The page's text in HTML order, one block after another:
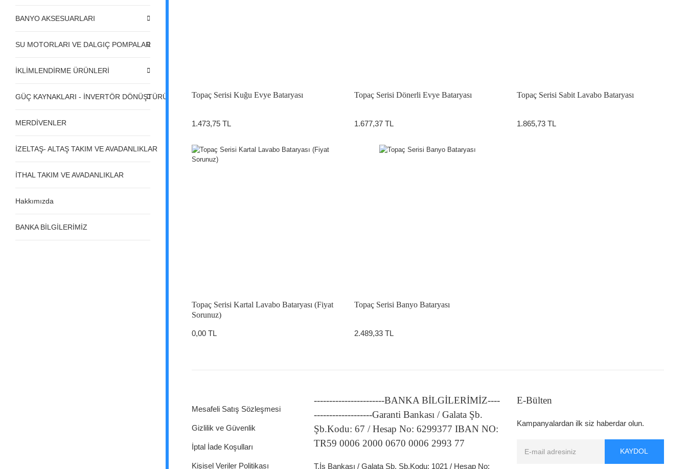
BANYO AKSESUARLARI
SU MOTORLARI VE DALGIÇ POMPALAR
İKLİMLENDİRME ÜRÜNLERİ
GÜÇ KAYNAKLARI - İNVERTÖR DÖNÜŞTÜRÜCÜLER - REGÜLATÖRLER
MERDİVENLER
İZELTAŞ- ALTAŞ TAKIM VE AVADANLIKLAR
İTHAL TAKIM VE AVADANLIKLAR
Hakkımızda
BANKA BİLGİLERİMİZ
Topaç Serisi Kuğu Evye Bataryası
1.473,75 TL
Topaç Serisi Dönerli Evye Bataryası
1.677,37 TL
Topaç Serisi Sabit Lavabo Bataryası
1.865,73 TL
Topaç Serisi Kartal Lavabo Bataryası (Fiyat
Sorunuz)
0,00 TL
Topaç Serisi Banyo Bataryası
2.489,33 TL
Mesafeli Satış Sözleşmesi
Gizlilik ve Güvenlik
İptal İade Koşulları
Kişisel Veriler Politikası
-----------------------BANKA BİLGİLERİMİZ----
-------------------Garanti Bankası / Galata Şb.
Şb.Kodu: 67 / Hesap No: 6299377 IBAN NO:
TR59 0006 2000 0670 0006 2993 77
T.İş Bankası / Galata Şb. Şb.Kodu: 1021 / Hesap No:
E-Bülten
Kampanyalardan ilk siz haberdar olun.
KAYDOL